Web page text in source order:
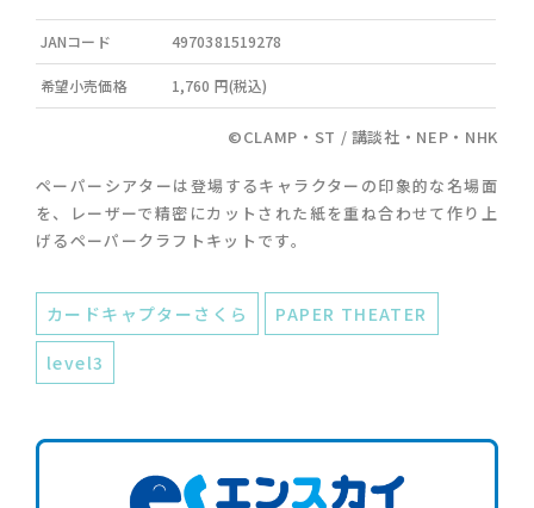
JANコード 4970381519278
希望小売価格 1,760 円(税込)
©CLAMP・ST / 講談社・NEP・NHK
ペーパーシアターは登場するキャラクターの印象的な名場面
を、レーザーで精密にカットされた紙を重ね合わせて作り上
げるペーパークラフトキットです。
カードキャプターさくら PAPER THEATER
level3